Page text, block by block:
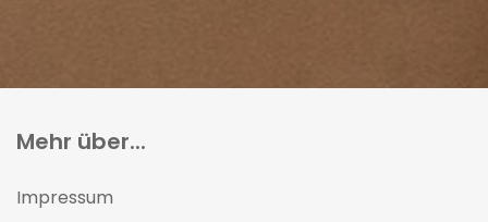
Mehr über...
Impressum